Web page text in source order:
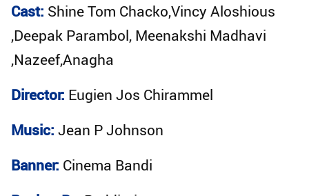
Cast: Shine Tom Chacko,Vincy Aloshious
,Deepak Parambol, Meenakshi Madhavi
,Nazeef,Anagha
Director: Eugien Jos Chirammel
Music: Jean P Johnson
Banner: Cinema Bandi